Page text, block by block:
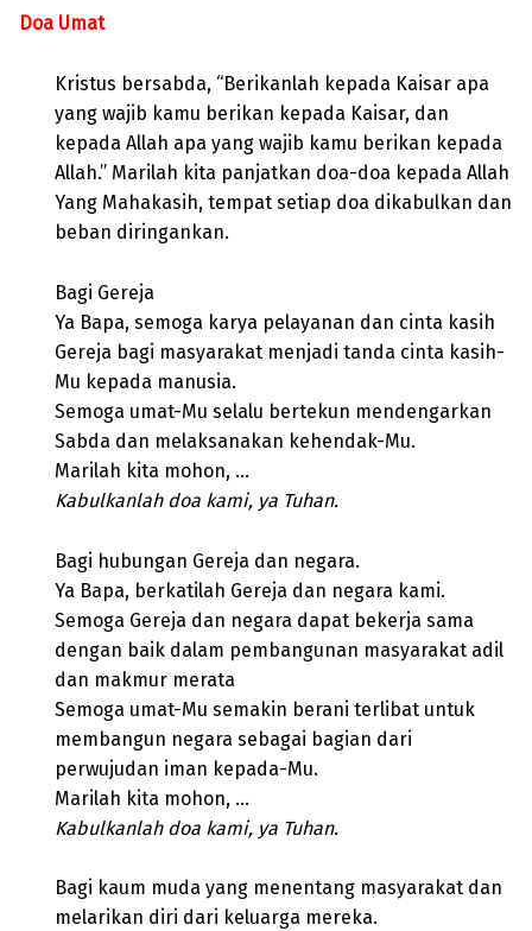
Doa Umat
Kristus bersabda, “Berikanlah kepada Kaisar apa
yang wajib kamu berikan kepada Kaisar, dan
kepada Allah apa yang wajib kamu berikan kepada
Allah.” Marilah kita panjatkan doa-doa kepada Allah
Yang Mahakasih, tempat setiap doa dikabulkan dan
beban diringankan.
Bagi Gereja
Ya Bapa, semoga karya pelayanan dan cinta kasih
Gereja bagi masyarakat menjadi tanda cinta kasih-
Mu kepada manusia.
Semoga umat-Mu selalu bertekun mendengarkan
Sabda dan melaksanakan kehendak-Mu.
Marilah kita mohon, …
Kabulkanlah doa kami, ya Tuhan.
Bagi hubungan Gereja dan negara.
Ya Bapa, berkatilah Gereja dan negara kami.
Semoga Gereja dan negara dapat bekerja sama
dengan baik dalam pembangunan masyarakat adil
dan makmur merata
Semoga umat-Mu semakin berani terlibat untuk
membangun negara sebagai bagian dari
perwujudan iman kepada-Mu.
Marilah kita mohon, …
Kabulkanlah doa kami, ya Tuhan.
Bagi kaum muda yang menentang masyarakat dan
melarikan diri dari keluarga mereka.